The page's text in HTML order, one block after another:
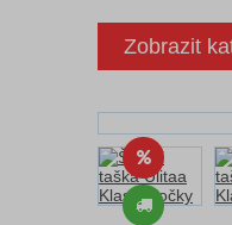
Zobrazit